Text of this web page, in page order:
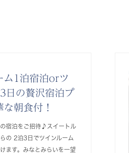
ム1泊宿泊orツ
日の贅沢宿泊プ
朝食付！
宿泊をご招待♪スイートル
の 2泊3日でツインルーム
ます。みなとみらいを一望